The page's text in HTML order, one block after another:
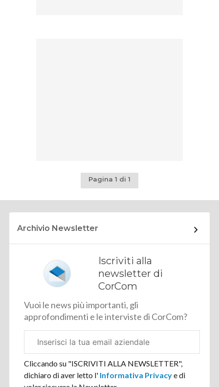
Pagina 1 di 1
Archivio Newsletter
Iscriviti alla
newsletter di
CorCom
Vuoi le news più importanti, gli
approfondimenti e le interviste di CorCom?
aziendale
Cliccando su "ISCRIVITI ALLA NEWSLETTER",
dichiaro di aver letto l' Informativa Privacye di